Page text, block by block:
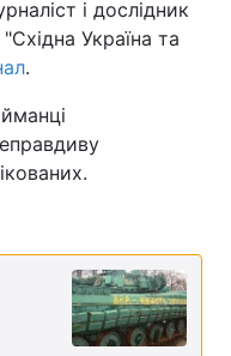
і дослідник
Україна та
.